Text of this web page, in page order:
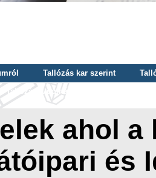
Tallózás kar szerint
Tallózás tudományterület szerint
ahol
és